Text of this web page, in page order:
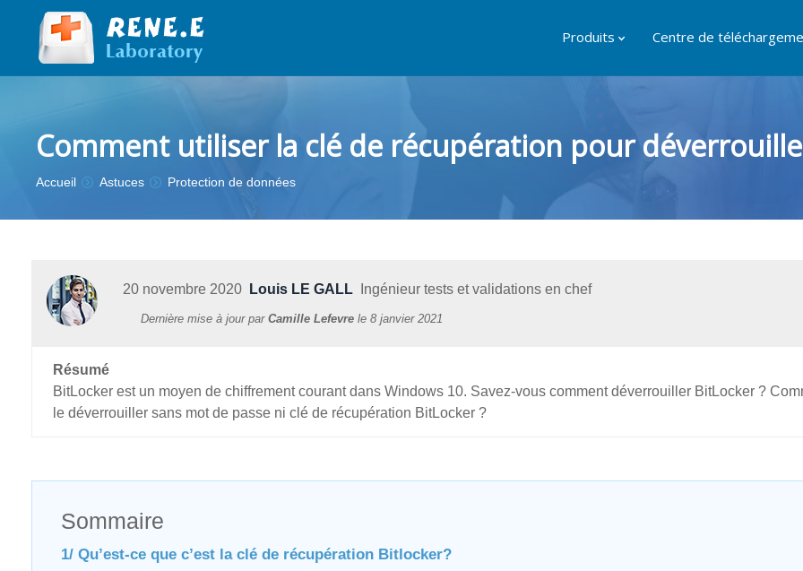
Produits Centre de
Comment utiliser la clé de récupération pour
Vous êtes ici :
Accueil Astuces Protection de données
20 novembre 2020 Louis LE GALL Ingénieur tests et validations en chef
Dernière mise à jour par Camille Lefevre le 8 janvier 2021
Résumé
BitLocker est un moyen de chiffrement courant dans Windows 10. Savez-vous comment déverrouiller BitLocker ?
le déverrouiller sans mot de passe ni clé de récupération BitLocker ?
Sommaire
1/ Qu’est-ce que c’est la clé de récupération Bitlocker?